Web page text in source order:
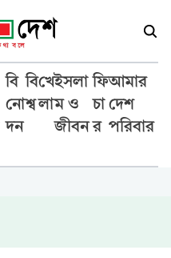
বি
নো
দন
বি
শ্ব
খে
লা
ইসলা
ম ও
জীবন
ফি
চা
র
আমার
দেশ
পরিবার